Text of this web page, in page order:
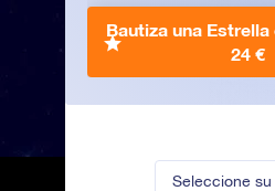
Seleccione
Bautiza una Estrella
24 €